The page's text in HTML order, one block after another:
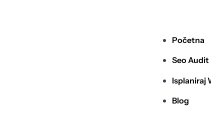
Početna
Seo Audit
Isplaniraj
Blog